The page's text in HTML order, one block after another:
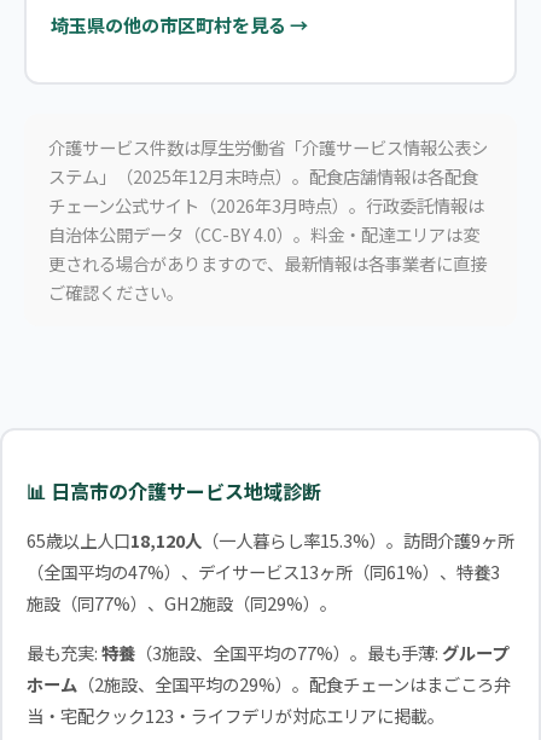
埼玉県の他の市区町村を見る →
介護サービス件数は厚生労働省「介護サービス情報公表シ
ステム」（2025年12月末時点）。配食店舗情報は各配食
チェーン公式サイト（2026年3月時点）。行政委託情報は
自治体公開データ（CC-BY 4.0）。料金・配達エリアは変
更される場合がありますので、最新情報は各事業者に直接
ご確認ください。
📊 日高市の介護サービス地域診断
65歳以上人口18,120人（一人暮らし率15.3%）。訪問介護9ヶ所
（全国平均の47%）、デイサービス13ヶ所（同61%）、特養3
施設（同77%）、GH2施設（同29%）。
最も充実:特養（3施設、全国平均の77%）。最も手薄:グループ
ホーム （2施設、全国平均の29%）。配食チェーンはまごころ弁
当・宅配クック123・ライフデリが対応エリアに掲載。